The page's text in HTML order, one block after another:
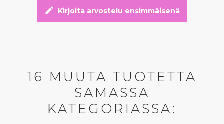
edit Kirjoita arvostelu ensimmäisenä
16 MUUTA TUOTETTA
SAMASSA
KATEGORIASSA: